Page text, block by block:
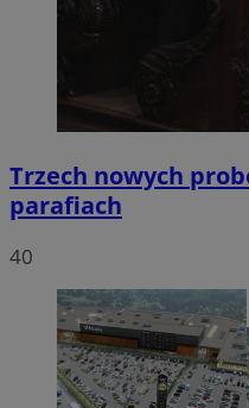
Trzech nowych
parafiach
40